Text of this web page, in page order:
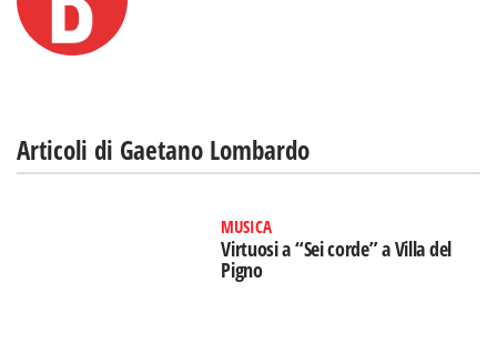
Articoli di Gaetano Lombardo
MUSICA
Virtuosi a “Sei corde” a Villa del
Pigno